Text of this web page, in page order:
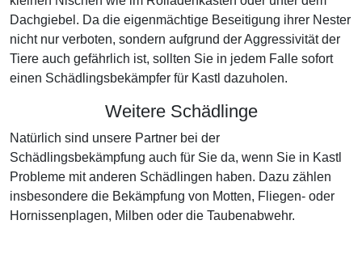
Dachgiebel. Da die eigenmächtige Beseitigung ihrer Nester
nicht nur verboten, sondern aufgrund der Aggressivität der
Tiere auch gefährlich ist, sollten Sie in jedem Falle sofort
einen Schädlingsbekämpfer für Kastl dazuholen.
Weitere Schädlinge
Natürlich sind unsere Partner bei der
Schädlingsbekämpfung auch für Sie da, wenn Sie in Kastl
Probleme mit anderen Schädlingen haben. Dazu zählen
insbesondere die Bekämpfung von Motten, Fliegen- oder
Hornissenplagen, Milben oder die Taubenabwehr.